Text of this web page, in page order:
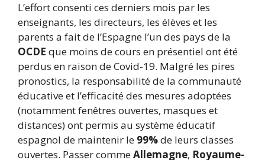
L’effort consenti ces derniers mois par les
enseignants, les directeurs, les élèves et les
parents a fait de l’Espagne l’un des pays de la
OCDE que moins de cours en présentiel ont été
perdus en raison de Covid-19. Malgré les pires
pronostics, la responsabilité de la communauté
éducative et l’efficacité des mesures adoptées
(notamment fenêtres ouvertes, masques et
distances) ont permis au système éducatif
espagnol de maintenir le 99%de leurs classes
ouvertes. Passer commeAllemagne, Royaume-